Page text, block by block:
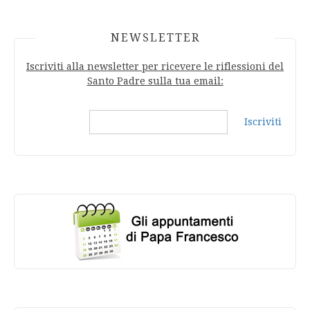
NEWSLETTER
Iscriviti alla newsletter per ricevere le riflessioni del
Santo Padre sulla tua email:
Iscriviti